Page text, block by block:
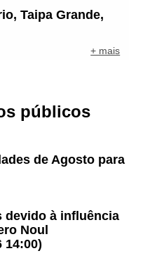
Taipa Grande,
+ mais
públicos
de Agosto para
devido à influência
Noul
14:00)